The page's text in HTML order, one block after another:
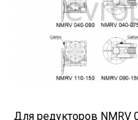
Для редукторов NMRV